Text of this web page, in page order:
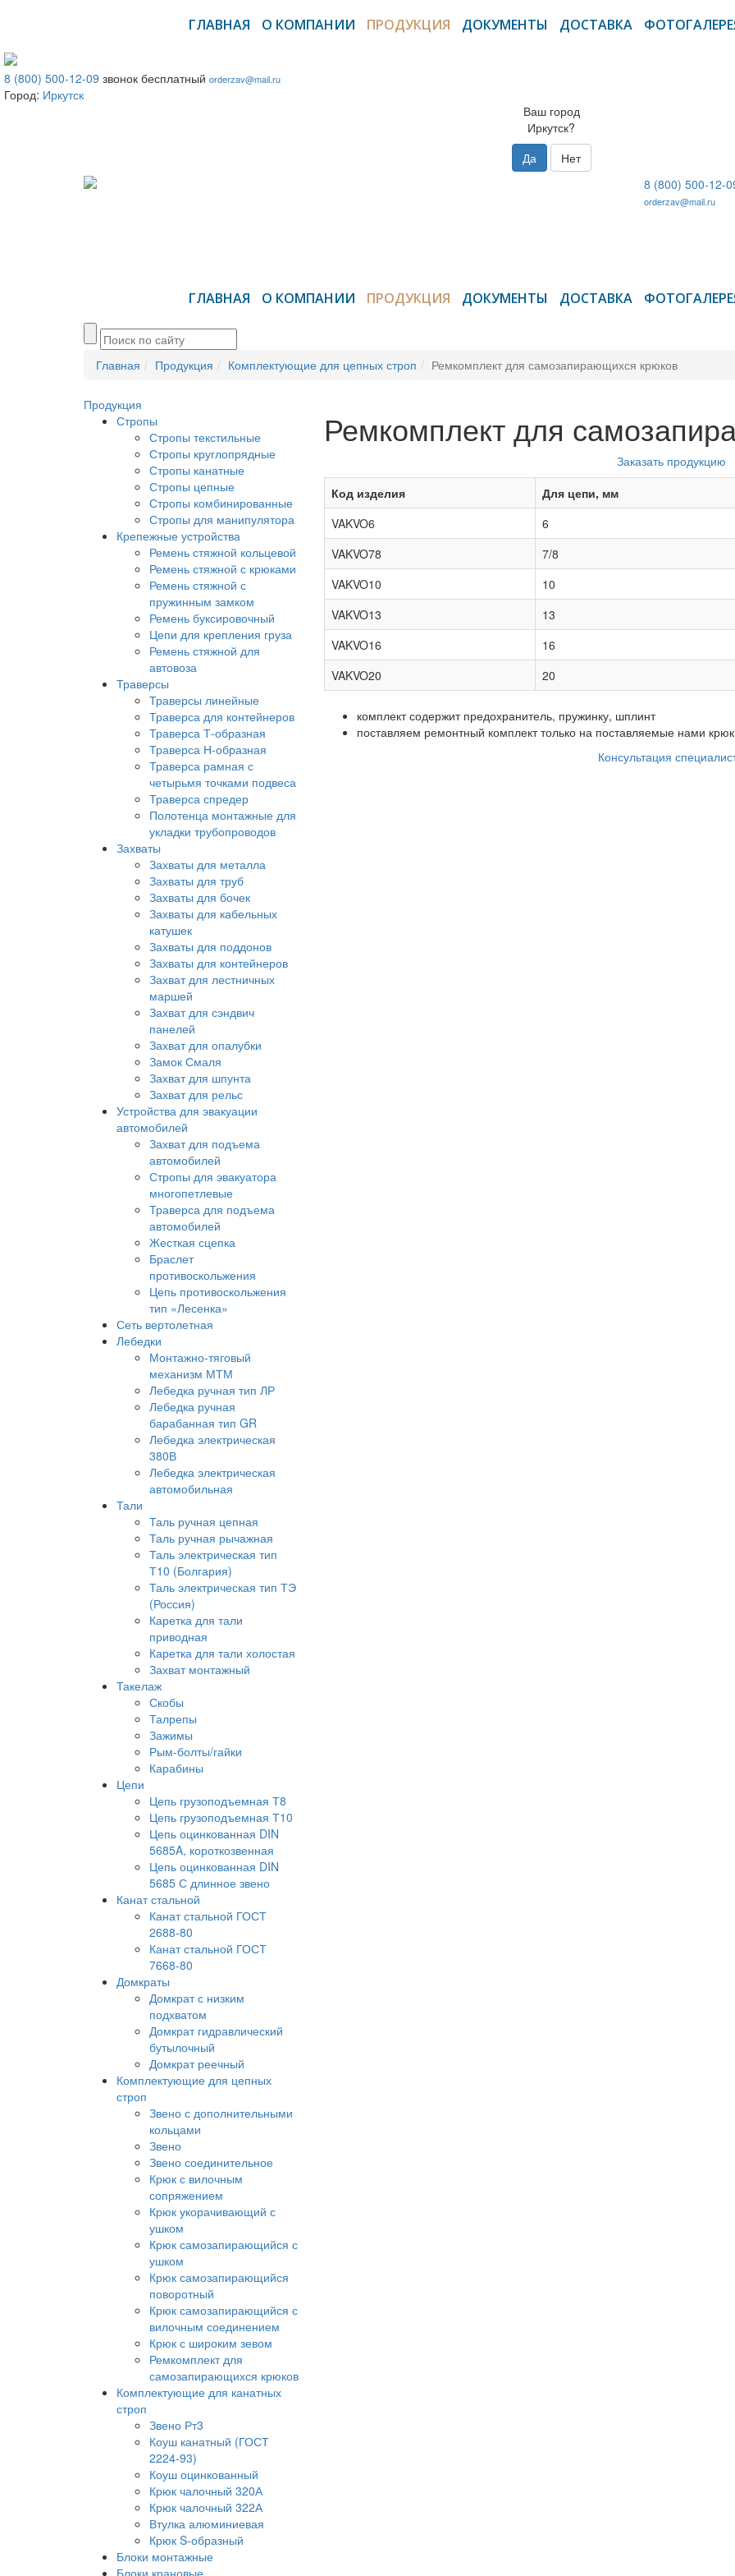
ГЛАВНАЯ О КОМПАНИИ ПРОДУКЦИЯ ДОКУМЕНТЫ ДОСТАВКА
8 (800) 500-12-09 звонок бесплатный orderzav@mail.ru
Город: Иркутск
Ваш город
Иркутск?
Да
Нет
8 (800) 500-12-
orderzav@mail.ru
ГЛАВНАЯ О КОМПАНИИ ПРОДУКЦИЯ ДОКУМЕНТЫ ДОСТАВКА
Главная Продукция Комплектующие для цепных строп Ремкомплект для самозапирающихся крюков
Продукция
Стропы
Стропы текстильные
Стропы круглопрядные
Стропы канатные
Стропы цепные
Стропы комбинированные
Стропы для манипулятора
Крепежные устройства
Ремень стяжной кольцевой
Ремень стяжной с крюками
Ремень стяжной с
пружинным замком
Ремень буксировочный
Цепи для крепления груза
Ремень стяжной для
автовоза
Траверсы
Траверсы линейные
Траверса для контейнеров
Траверса Т-образная
Траверса Н-образная
Траверса рамная с
четырьмя точками подвеса
Траверса спредер
Полотенца монтажные для
укладки трубопроводов
Захваты
Захваты для металла
Захваты для труб
Захваты для бочек
Захваты для кабельных
катушек
Захваты для поддонов
Захваты для контейнеров
Захват для лестничных
маршей
Захват для сэндвич
панелей
Захват для опалубки
Замок Смаля
Захват для шпунта
Захват для рельс
Устройства для эвакуации
автомобилей
Захват для подъема
автомобилей
Стропы для эвакуатора
многопетлевые
Траверса для подъема
автомобилей
Жесткая сцепка
Браслет
противоскольжения
Цепь противоскольжения
тип «Лесенка»
Сеть вертолетная
Лебедки
Монтажно-тяговый
механизм МТМ
Лебедка ручная тип ЛР
Лебедка ручная
барабанная тип GR
Лебедка электрическая
380В
Лебедка электрическая
автомобильная
Тали
Таль ручная цепная
Таль ручная рычажная
Таль электрическая тип
Т10 (Болгария)
Таль электрическая тип ТЭ
(Россия)
Каретка для тали
приводная
Каретка для тали холостая
Захват монтажный
Такелаж
Скобы
Талрепы
Зажимы
Рым-болты/гайки
Карабины
Цепи
Цепь грузоподъемная Т8
Цепь грузоподъемная Т10
Цепь оцинкованная DIN
5685A, короткозвенная
Цепь оцинкованная DIN
5685 С длинное звено
Канат стальной
Канат стальной ГОСТ
2688-80
Канат стальной ГОСТ
7668-80
Домкраты
Домкрат с низким
подхватом
Домкрат гидравлический
бутылочный
Домкрат реечный
Комплектующие для цепных
строп
Звено с дополнительными
кольцами
Звено
Звено соединительное
Крюк с вилочным
сопряжением
Крюк укорачивающий с
ушком
Крюк самозапирающийся с
ушком
Крюк самозапирающийся
поворотный
Крюк самозапирающийся с
вилочным соединением
Крюк с широким зевом
Ремкомплект для
самозапирающихся крюков
Комплектующие для канатных
строп
Звено Рт3
Коуш канатный (ГОСТ
2224-93)
Коуш оцинкованный
Крюк чалочный 320А
Крюк чалочный 322А
Втулка алюминиевая
Крюк S-образный
Блоки монтажные
Ремкомплект для
Заказать продукцию
Код изделия
Для цепи, мм
VAKVO6
6
VAKVO78
7/8
VAKVO10
10
VAKVO13
13
VAKVO16
16
VAKVO20
20
комплект содержит предохранитель, пружинку, шплинт
поставляем ремонтный комплект только на поставляемые нами
Консультация